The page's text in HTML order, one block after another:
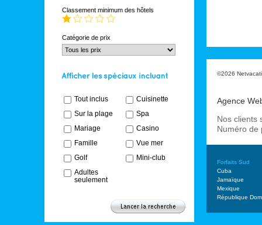
Classement minimum des hôtels
Catégorie de prix
Tout inclus
Cuisinette
Sur la plage
Spa
Mariage
Casino
Famille
Vue mer
Golf
Mini-club
Adultes
seulement
©2026
Agence
Nos clients
Numéro de
Forfaits Sud
Cuba
Jamaïque
Mexique
République